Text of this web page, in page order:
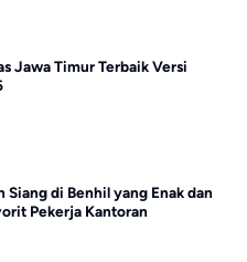
Jawa Timur Terbaik Versi
Siang di Benhil yang Enak dan
Pekerja Kantoran